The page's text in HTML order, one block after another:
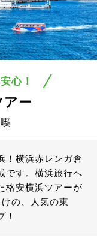
心！
アー
！横浜赤レンガ倉
です。横浜旅行へ
格安横浜ツアーが
の、人気の東
！